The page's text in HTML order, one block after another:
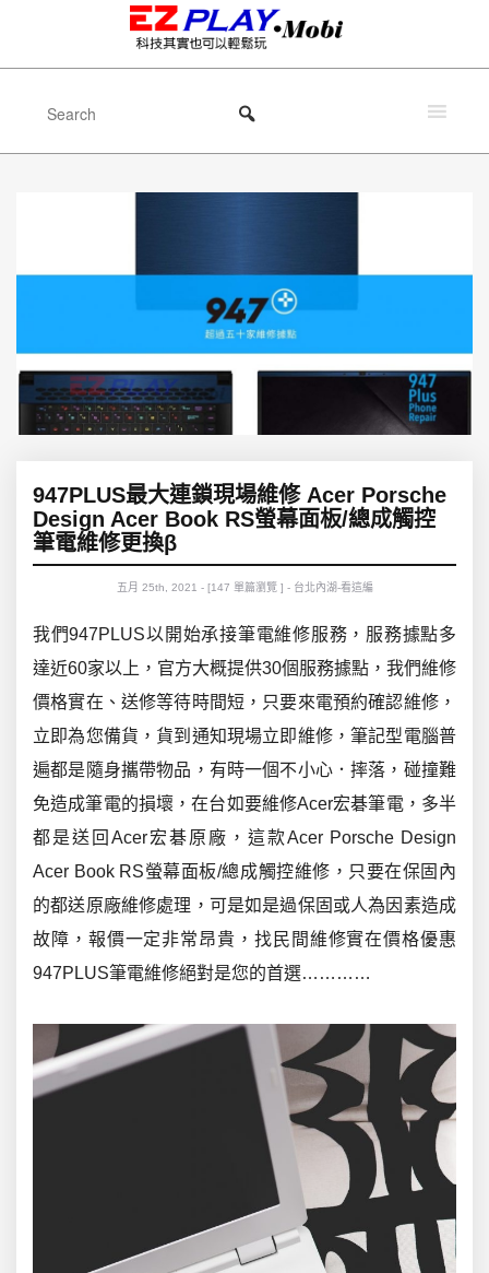
947PLUS最大連鎖現場維修 Acer Porsche
Design Acer Book RS螢幕面板/總成觸控
筆電維修更換β
五月 25th, 2021 - [147 單篇瀏覽 ] - 台北內湖-看這編
我們947PLUS以開始承接筆電維修服務，服務據點多
達近60家以上，官方大概提供30個服務據點，我們維修
價格實在、送修等待時間短，只要來電預約確認維修，
立即為您備貨，貨到通知現場立即維修，筆記型電腦普
遍都是 隨身攜帶物品，有時一個不小心．摔落，碰撞難
免造成筆電的損壞，在台如要維修Acer宏碁筆電， 多半
都是送回Acer宏碁原廠，這款Acer Porsche Design
Acer Book RS螢幕面板/總成觸控維修，只要在保固內
的都送原廠維修處理，可是如是過保固或人為因素造成
故障，報價一定非常昂貴，找民間維修實在價格優惠
947PLUS筆電維修絕對是您的首選…………